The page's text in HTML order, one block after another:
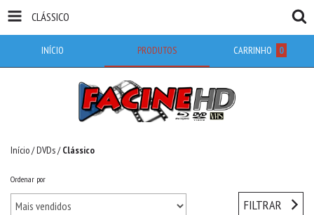
CLÁSSICO
INÍCIO PRODUTOS CARRINHO 0
Início/DVDs/ Clássico
Ordenar por
FILTRAR